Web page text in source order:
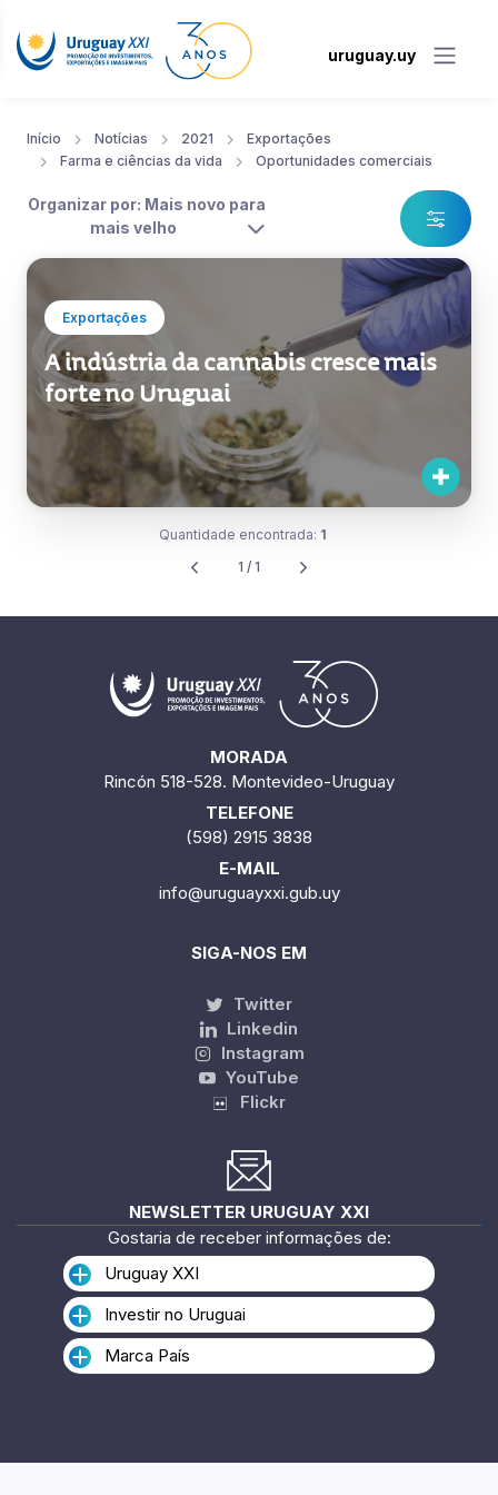
uruguay.uy
Início Notícias 2021
Exportações
Farma e ciências da vida
Oportunidades comerciais
Organizar por: Mais novo para
mais velho
Exportações
A indústria da cannabis cresce mais
forte no Uruguai
Quantidade encontrada: 1
1 / 1
MORADA
Rincón 518-528. Montevideo-Uruguay
TELEFONE
(598) 2915 3838
E-MAIL
info@uruguayxxi.gub.uy
SIGA-NOS EM
Twitter
Linkedin
Instagram
YouTube
Flickr
NEWSLETTER URUGUAY XXI
Gostaria de receber informações de:
Uruguay XXI
Investir no Uruguai
Marca País